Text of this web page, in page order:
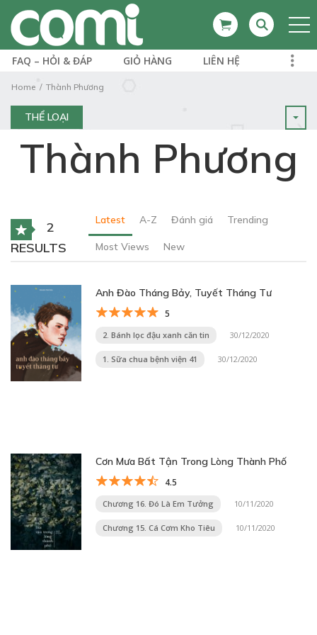
FAQ – HỎI & ĐÁP GIỎ HÀNG LIÊN HỆ
Home Thành Phương
THỂ LOẠI
Thành Phương
2
RESULTS
Latest A-Z Đánh giá Trending
Most Views New
Anh Đào Tháng Bảy, Tuyết Tháng Tư
5
2. Bánh lọc đậu xanh căn tin 30/12/2020
1. Sữa chua bệnh viện 41 30/12/2020
Cơn Mưa Bất Tận Trong Lòng Thành Phố
4.5
Chương 16. Đó Là Em Tưởng 10/11/2020
Chương 15. Cá Cơm Kho Tiêu 10/11/2020